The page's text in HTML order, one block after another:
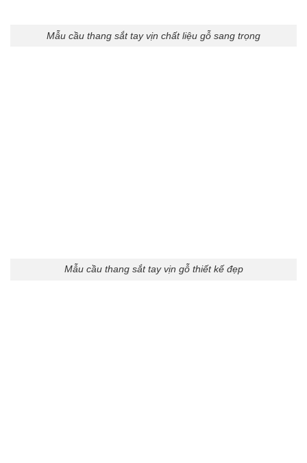
Mẫu cầu thang sắt tay vịn chất liệu gỗ sang trọng
Mẫu cầu thang sắt tay vịn gỗ thiết kế đẹp